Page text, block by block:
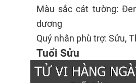
Màu sắc cát tường:
dương
Quý nhân phù trợ: Sửu,
Tuổi Sửu